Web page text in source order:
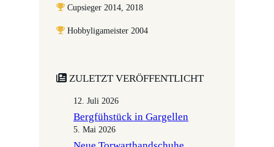
Cupsieger 2014, 2018
Hobbyligameister 2004
ZULETZT VERÖFFENTLICHT
12. Juli 2026
Bergfühstück in Gargellen
5. Mai 2026